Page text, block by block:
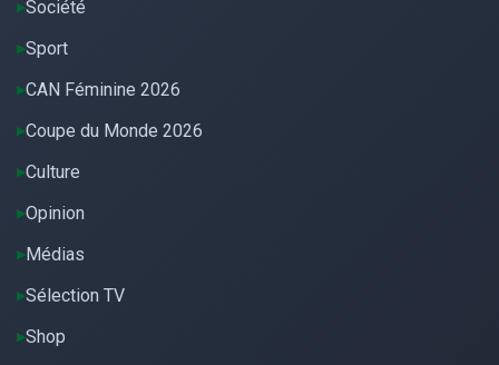
Société
Sport
CAN Féminine 2026
Coupe du Monde 2026
Culture
Opinion
Médias
Sélection TV
Shop